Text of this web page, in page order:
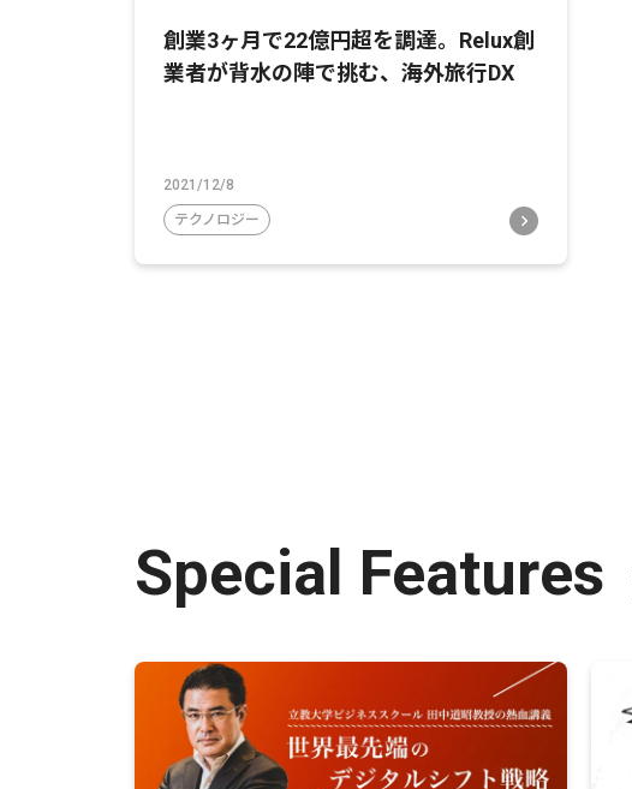
創業3ヶ月で22億円超を調達。Relux創
業者が背水の陣で挑む、海外旅行DX
2021/12/8
テクノロジー
Special Features